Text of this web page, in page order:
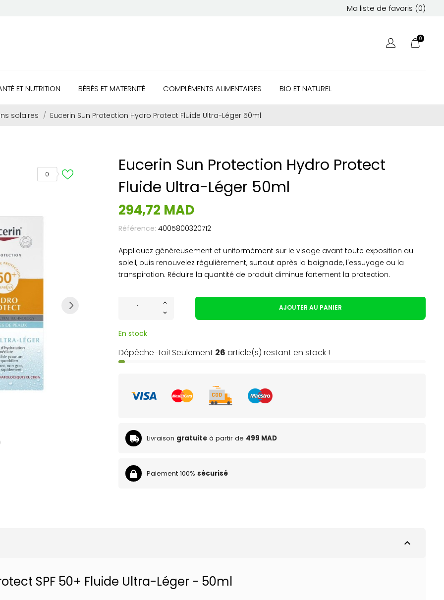
Ma liste de favoris (0)
0
ET NUTRITION BÉBÉS ET MATERNITÉ COMPLÉMENTS ALIMENTAIRES BIO ET NATUREL
solaires Eucerin Sun Protection Hydro Protect Fluide Ultra-Léger 50ml
0
Eucerin Sun Protection Hydro Protect
Fluide Ultra-Léger 50ml
294,72 MAD
Référence: 4005800320712
Appliquez généreusement et uniformément sur le visage avant toute exposition au
soleil, puis renouvelez régulièrement, surtout après la baignade, l'essuyage ou la
transpiration. Réduire la quantité de produit diminue fortement la protection.
AJOUTER AU PANIER
En stock
Dépêche-toi! Seulement 26 article(s) restant en stock !
Livraison gratuite à partir de 499 MAD
Paiement 100% sécurisé
expand_less
SPF 50+ Fluide Ultra-Léger - 50ml